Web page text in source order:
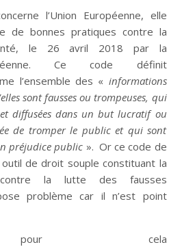
l’Union Européenne, elle
de bonnes pratiques contre la
le 26 avril 2018 par la
Ce code définit
l’ensemble des « informations
sont fausses ou trompeuses, qui
et diffusées dans un but lucratif ou
de tromper le public et qui sont
préjudice public ». Or ce code de
de droit souple constituant la
contre la lutte des fausses
problème car il n’est point
cela